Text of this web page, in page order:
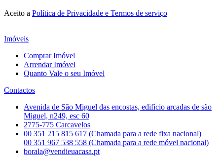
Aceito a Política de Privacidade e Termos de serviço
Imóveis
Comprar Imóvel
Arrendar Imóvel
Quanto Vale o seu Imóvel
Contactos
Avenida de São Miguel das encostas, edifício arcadas de são
Miguel, n249, esc 60
2775-775 Carcavelos
00 351 215 815 617 (Chamada para a rede fixa nacional)
00 351 967 538 558 (Chamada para a rede móvel nacional)
borala@vendieuacasa.pt